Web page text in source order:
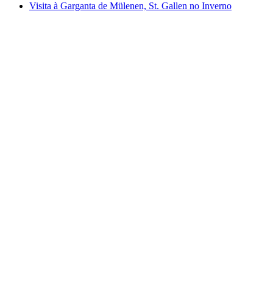
Visita à Garganta de Mülenen, St. Gallen no Inverno